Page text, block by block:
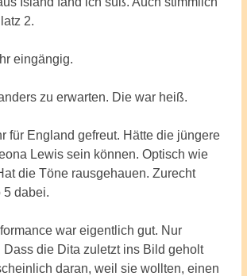
2.
eingängig.
zu erwarten. Die war heiß.
für England gefreut. Hätte die jüngere
Lewis sein können. Optisch wie
die Töne rausgehauen. Zurecht
5 dabei.
war eigentlich gut. Nur
Dass die Dita zuletzt ins Bild geholt
daran, weil sie wollten, einen